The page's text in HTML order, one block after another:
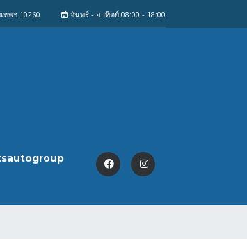
จันทร์ - อาทิตย์ 08:00 - 18:00
พฯ 10260